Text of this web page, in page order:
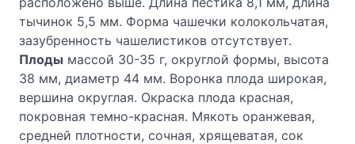
тычинок 5,5 мм. Форма чашечки колокольчатая,
зазубренность чашелистиков отсутствует.
Плоды массой 30-35 г, округлой формы, высота
38 мм, диаметр 44 мм. Воронка плода широкая,
вершина округлая. Окраска плода красная,
покровная темно-красная. Мякоть оранжевая,
средней плотности, сочная, хрящеватая, сок